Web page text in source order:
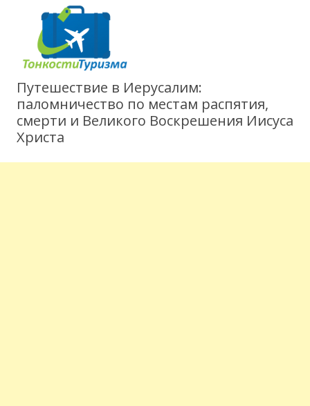
Путешествие в Иерусалим:
паломничество по местам распятия,
смерти и Великого Воскрешения Иисуса
Христа